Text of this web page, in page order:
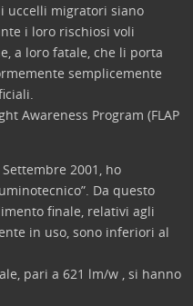
uccelli migratori siano
i loro rischiosi voli
a loro fatale, che li porta
semplicemente
Awareness Program (FLAP
2001, ho
Da questo
finale, relativi agli
in uso, sono inferiori al
pari a 621 lm/w , si hanno